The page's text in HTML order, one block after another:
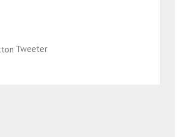
Tweeter